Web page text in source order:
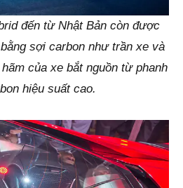
đến từ Nhật Bản còn được
sợi carbon như trần xe và
của xe bắt nguồn từ phanh
hiệu suất cao.